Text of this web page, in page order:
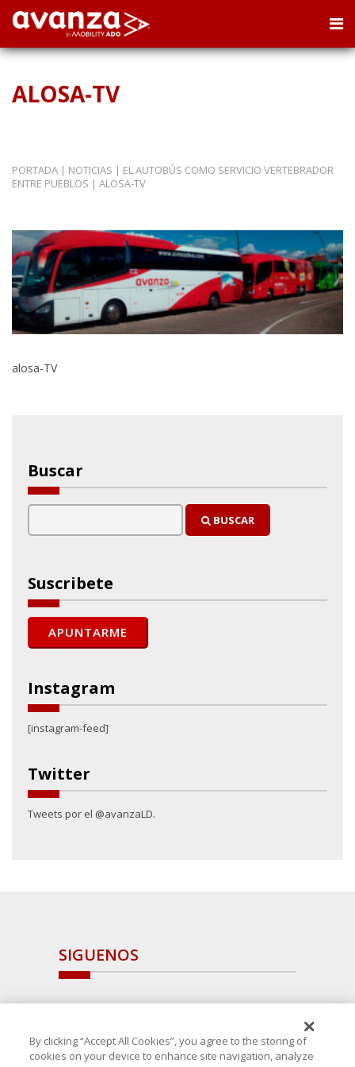
ALOSA-TV
PORTADA | NOTICIAS | EL AUTOBÚS COMO SERVICIO VERTEBRADOR
ENTRE PUEBLOS | ALOSA-TV
alosa-TV
Buscar
BUSCAR
Suscribete
Instagram
[instagram-feed]
Twitter
Tweets por el @avanzaLD.
SIGUENOS
By clicking “Accept All Cookies”, you agree to the storing of
cookies on your device to enhance site navigation, analyze